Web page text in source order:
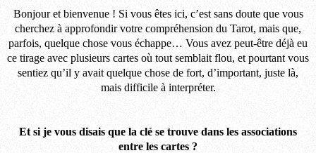
Bonjour et bienvenue ! Si vous êtes ici, c’est sans doute que vous
cherchez à approfondir votre compréhension du Tarot, mais que,
parfois, quelque chose vous échappe… Vous avez peut-être déjà eu
ce tirage avec plusieurs cartes où tout semblait flou, et pourtant vous
sentiez qu’il y avait quelque chose de fort, d’important, juste là,
mais difficile à interpréter.
Et si je vous disais que la clé se trouve dans les associations
entre les cartes ?